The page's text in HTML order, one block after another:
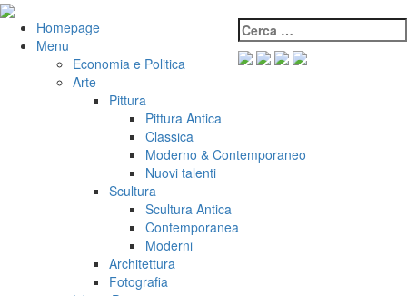
Salta
contenuto
VeniVidiVici Cerca:
Homepage
Menu
Economia e Politica
Arte
Pittura
Pittura Antica
Classica
Moderno & Contemporaneo
Nuovi talenti
Scultura
Scultura Antica
Contemporanea
Moderni
Architettura
Fotografia